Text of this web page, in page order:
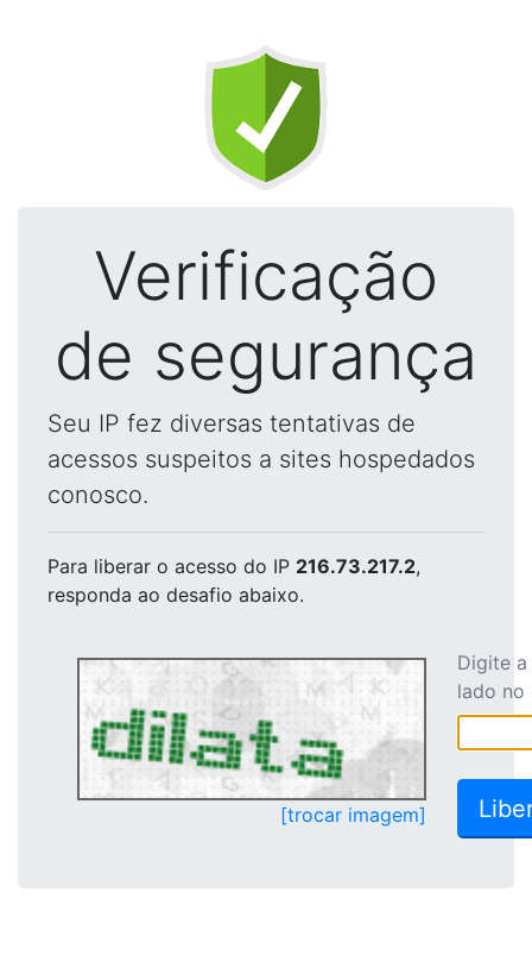
Verificação
de segurança
Seu IP fez diversas tentativas de
acessos suspeitos a sites hospedados
conosco.
Para liberar o acesso do IP 216.73.217.2,
responda ao desafio abaixo.
[trocar imagem]
Digite
lado no